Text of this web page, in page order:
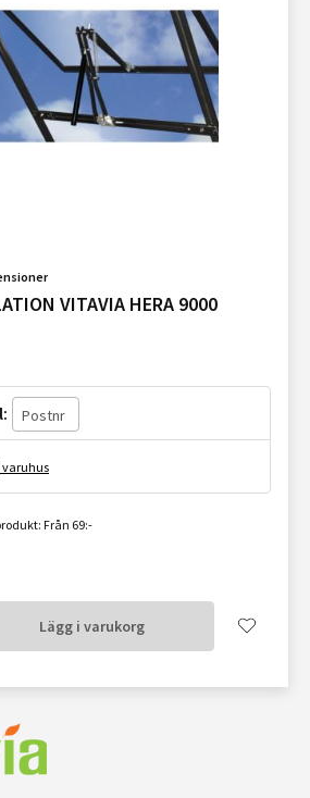
VITAVIA HERA 9000
varuhus
Från 69:-
Lägg i varukorg